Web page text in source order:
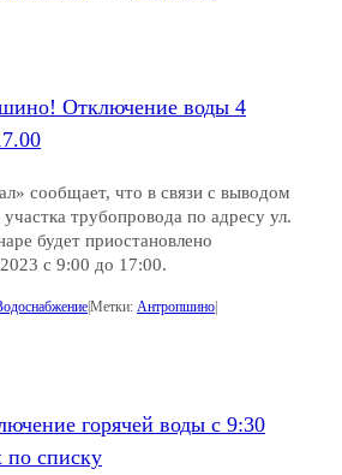
Отключение воды 4
сообщает, что в связи с выводом
трубопровода по адресу ул.
будет приостановлено
с 9:00 до 17:00.
Метки: Антропшино
горячей воды с 9:30
по списку